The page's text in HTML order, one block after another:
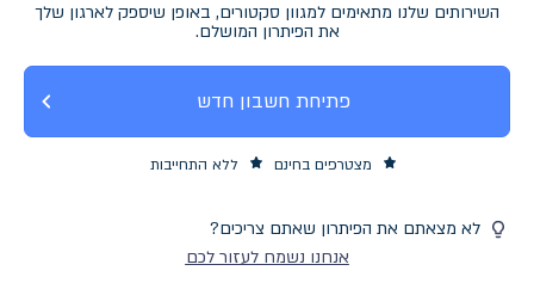
השירותים שלנו מתאימים למגוון סקטורים, באופן שיספק לארגון שלך
את הפיתרון המושלם.
פתיחת חשבון חדש
מצטרפים בחינם ללא התחייבות
לא מצאתם את הפיתרון שאתם צריכים?
אנחנו נשמח לעזור לכם